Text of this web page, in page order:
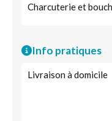
Charcuterie et
Info pratiques
Livraison à domicile